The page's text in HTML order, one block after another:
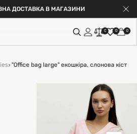
ДОСТАВКА В МАГАЗИНИ
0 0 0
"Office bag large" екошкіра, слонова кістка